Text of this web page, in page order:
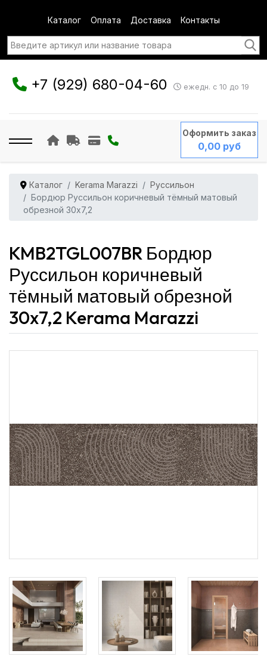
Каталог Оплата Доставка Контакты
+7 (929) 680-04-60 ежедн. с 10 до 19
Оформить заказ
0,00 руб
Каталог Kerama Marazzi
Руссильон
Бордюр Руссильон коричневый тёмный матовый
обрезной 30x7,2
KMB2TGL007BR Бордюр
Руссильон коричневый
тёмный матовый обрезной
30x7,2 Kerama Marazzi